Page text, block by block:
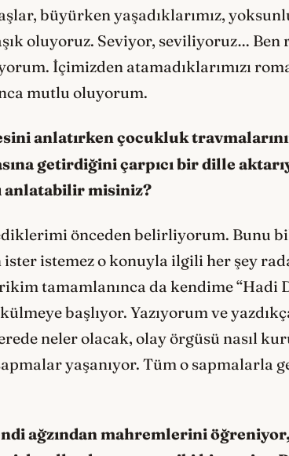
büyürken yaşadıklarımız,
oluyoruz. Seviyor, seviliyoruz… Ben
İçimizden atamadıklarımızı
mutlu oluyorum.
anlatırken çocukluk
getirdiğini çarpıcı bir dille
anlatabilir misiniz?
önceden belirliyorum. Bunu
istemez o konuyla ilgili her şey
tamamlanınca da kendime “Hadi
başlıyor. Yazıyorum ve
neler olacak, olay örgüsü nasıl
yaşanıyor. Tüm o sapmalarla
ağzından mahremlerini